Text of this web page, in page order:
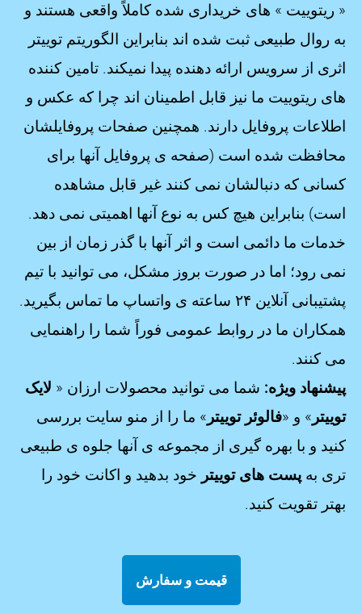
« ریتوییت » های خریداری شده کاملاً واقعی هستند و
به روال طبیعی ثبت شده اند بنابراین الگوریتم توییتر
اثری از سرویس ارائه دهنده پیدا نمیکند. تامین کننده
های ریتوییت ما نیز قابل اطمینان اند چرا که عکس و
اطلاعات پروفایل دارند. همچنین صفحات پروفایلشان
محافظت شده است (صفحه ی پروفایل آنها برای
کسانی که دنبالشان نمی کنند غیر قابل مشاهده
است) بنابراین هیچ کس به نوع آنها اهمیتی نمی دهد.
خدمات ما دائمی است و اثر آنها با گذر زمان از بین
نمی رود؛ اما در صورت بروز مشکل، می توانید با تیم
پشتیبانی آنلاین ۲۴ ساعته ی واتساپ ما تماس بگیرید.
همکاران ما در روابط عمومی فوراً شما را راهنمایی
می کنند.
پیشنهاد ویژه: شما می توانید محصولات ارزان « لایک
توییتر » و «فالوئر توییتر » ما را از منو سایت بررسی
کنید و با بهره گیری از مجموعه ی آنها جلوه ی طبیعی
تری به پست های توییتر خود بدهید و اکانت خود را
بهتر تقویت کنید.
قیمت و سفارش